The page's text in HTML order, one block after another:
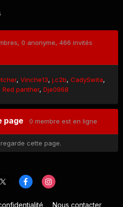
, 0 anonyme, 466 invités
Vinche13 j.c2b CadySwita
Red panther Dje0968
page 0 membre est en ligne
cette page.
Nous contacter